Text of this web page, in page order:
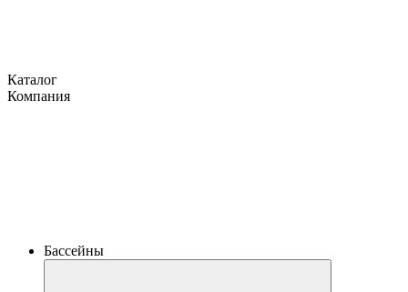
Каталог
Компания
Бассейны